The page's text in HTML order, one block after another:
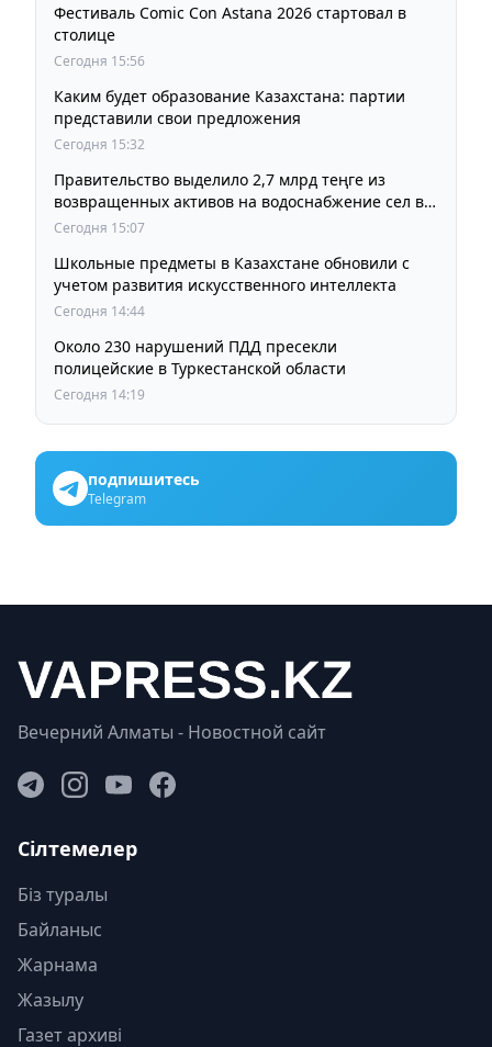
Фестиваль Comic Con Astana 2026 стартовал в
столице
Сегодня 15:56
Каким будет образование Казахстана: партии
представили свои предложения
Сегодня 15:32
Правительство выделило 2,7 млрд теңге из
возвращенных активов на водоснабжение сел в
СКО
Сегодня 15:07
Школьные предметы в Казахстане обновили с
учетом развития искусственного интеллекта
Сегодня 14:44
Около 230 нарушений ПДД пресекли
полицейские в Туркестанской области
Сегодня 14:19
подпишитесь
Telegram
Вечерний Алматы - Новостной сайт
Сілтемелер
Біз туралы
Байланыс
Жарнама
Жазылу
Газет архиві